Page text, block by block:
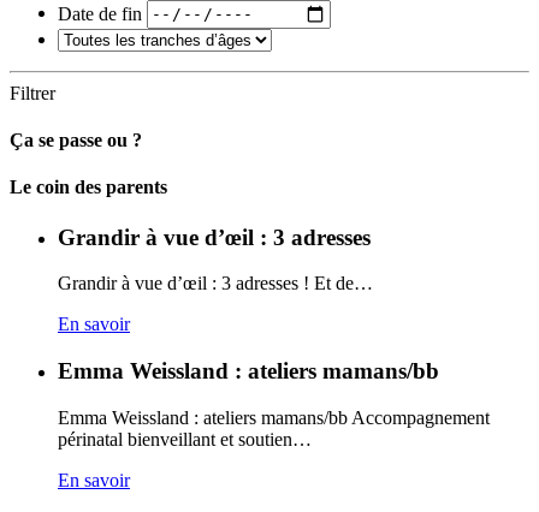
Date de fin
Filtrer
Ça se passe ou ?
Carto
Le coin des parents
Grandir à vue d’œil : 3 adresses
Grandir à vue d’œil : 3 adresses ! Et de…
En savoir
Emma Weissland : ateliers mamans/bb
Emma Weissland : ateliers mamans/bb Accompagnement
périnatal bienveillant et soutien…
En savoir